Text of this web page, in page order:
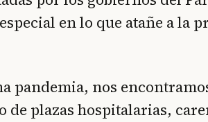
en lo que atañe a la
pandemia, nos
de plazas hospitalarias,